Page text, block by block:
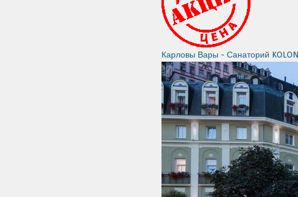
Карловы Вары - Санаторий